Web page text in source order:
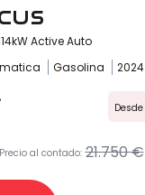
Active Auto
Gasolina 2024
Desde
Precio al contado: 21.750 €